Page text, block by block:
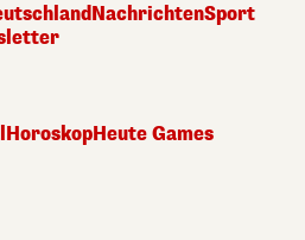
NachrichtenSport
HoroskopHeute Games